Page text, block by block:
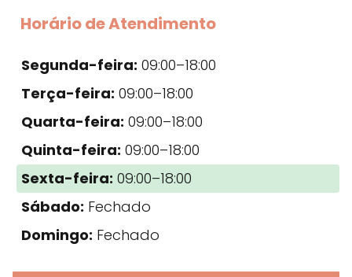
Horário de Atendimento
Segunda-feira: 09:00–18:00
Terça-feira: 09:00–18:00
Quarta-feira: 09:00–18:00
Quinta-feira: 09:00–18:00
Sexta-feira: 09:00–18:00
Sábado: Fechado
Domingo: Fechado